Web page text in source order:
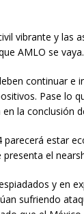
vibrante y las
AMLO se vaya.
continuar e
Pase lo
la conclusión
parecerá estar
el
y en
sufriendo